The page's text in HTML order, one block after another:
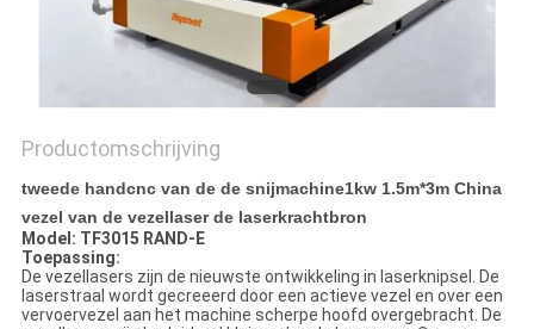
Productomschrijving
tweede handcnc van de de snijmachine1kw 1.5m*3m China
vezel van de vezellaser de laserkrachtbron
Model: TF3015 RAND-E
Toepassing:
De vezellasers zijn de nieuwste ontwikkeling in laserknipsel. De
laserstraal wordt gecreeerd door een actieve vezel en over een
vervoervezel aan het machine scherpe hoofd overgebracht. De